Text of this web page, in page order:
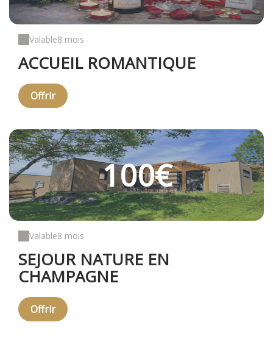
Valable8 mois
ACCUEIL ROMANTIQUE
Offrir
100€
Valable8 mois
SEJOUR NATURE EN
CHAMPAGNE
Offrir